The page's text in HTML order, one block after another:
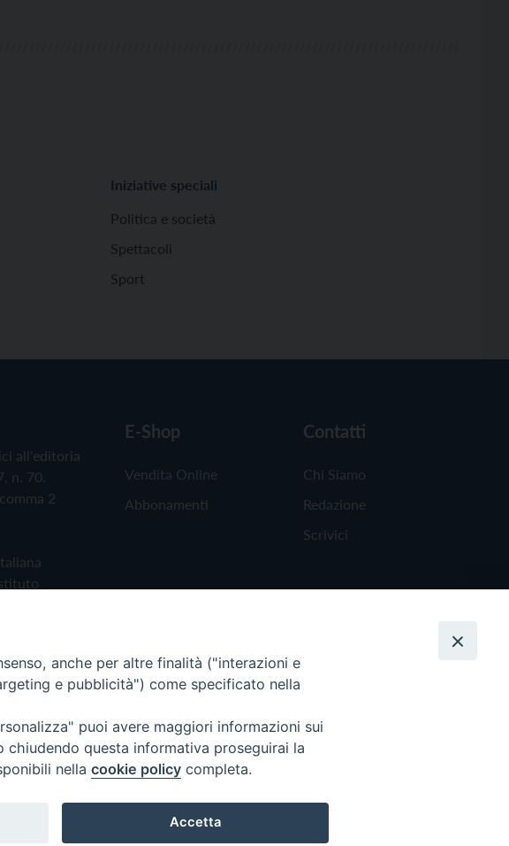
Iniziative speciali
Politica e società
Spettacoli
Sport
all'editoria
n. 70.
2
E-Shop
Vendita Online
Abbonamenti
Contatti
Chi Siamo
Redazione
Scrivici
anche per altre finalità ("interazioni e
e pubblicità") come specificato nella
puoi avere maggiori informazioni sui
questa informativa proseguirai la
nella cookie policy completa.
Accetta